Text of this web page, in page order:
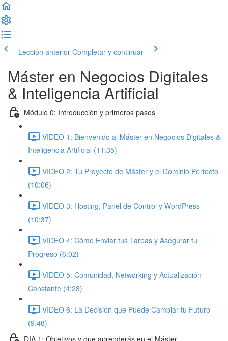
Lección anterior Completar y continuar
Máster en Negocios Digitales
& Inteligencia Artificial
Módulo 0: Introducción y primeros pasos
VIDEO 1: Bienvenido al Máster en Negocios Digitales &
Inteligencia Artificial (11:35)
VIDEO 2: Tu Proyecto de Máster y el Dominio Perfecto
(10:06)
VIDEO 3: Hosting, Panel de Control y WordPress
(10:37)
VIDEO 4: Cómo Enviar tus Tareas y Asegurar tu
Progreso (6:02)
VIDEO 5: Comunidad, Networking y Actualización
Constante (4:28)
VIDEO 6: La Decisión que Puede Cambiar tu Futuro
(9:48)
DIA 1: Objetivos y que aprenderás en el Máster